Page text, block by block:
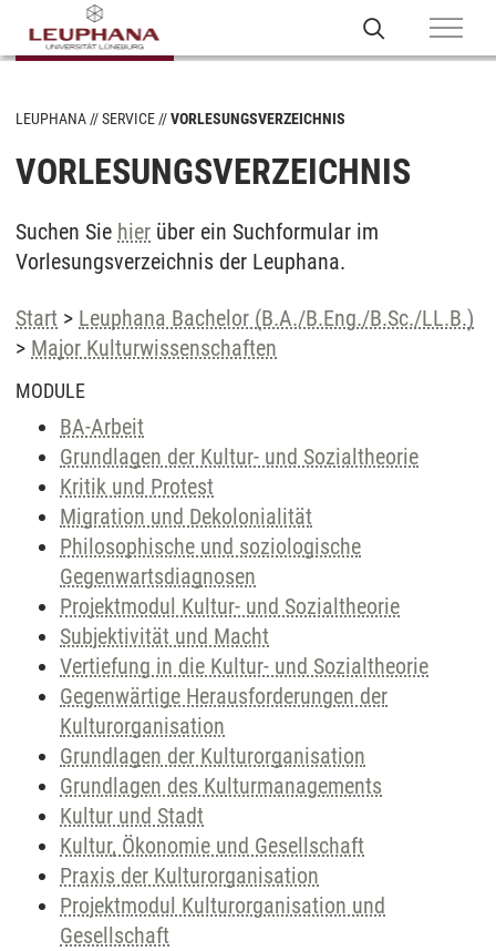
LEUPHANA SERVICE VORLESUNGSVERZEICHNIS
VORLESUNGSVERZEICHNIS
Suchen Sie hier über ein Suchformular im
Vorlesungsverzeichnis der Leuphana.
Start > Leuphana Bachelor (B.A./B.Eng./B.Sc./LL.B.)
> Major Kulturwissenschaften
MODULE
BA-Arbeit
Grundlagen der Kultur- und Sozialtheorie
Kritik und Protest
Migration und Dekolonialität
Philosophische und soziologische
Gegenwartsdiagnosen
Projektmodul Kultur- und Sozialtheorie
Subjektivität und Macht
Vertiefung in die Kultur- und Sozialtheorie
Gegenwärtige Herausforderungen der
Kulturorganisation
Grundlagen der Kulturorganisation
Grundlagen des Kulturmanagements
Kultur und Stadt
Kultur, Ökonomie und Gesellschaft
Praxis der Kulturorganisation
Projektmodul Kulturorganisation und
Gesellschaft